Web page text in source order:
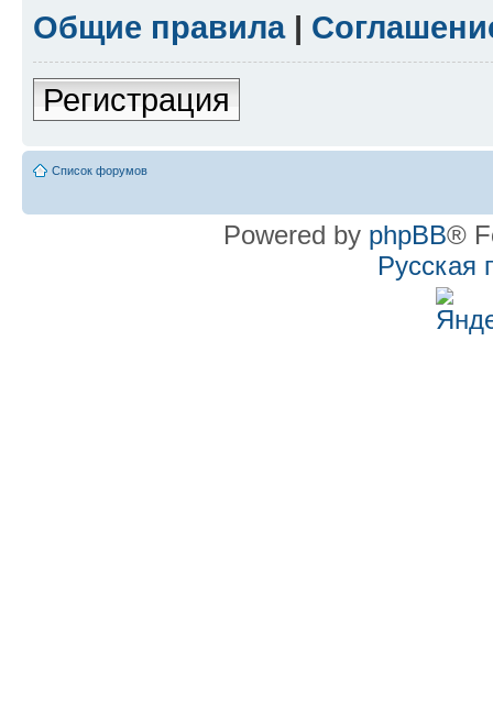
Общие правила|
Регистрация
Список форумов
Powered by phpBB®
Русская